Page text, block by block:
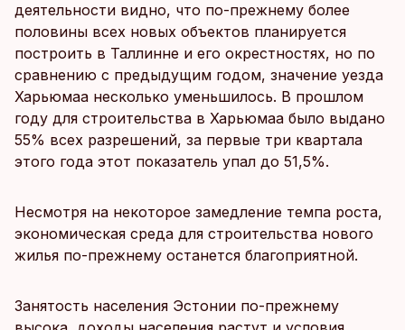
деятельности видно, что по-прежнему более
половины всех новых объектов планируется
построить в Таллинне и его окрестностях, но по
сравнению с предыдущим годом, значение уезда
Харьюмаа несколько уменьшилось. В прошлом
году для строительства в Харьюмаа было выдано
55% всех разрешений, за первые три квартала
этого года этот показатель упал до 51,5%.
Несмотря на некоторое замедление темпа роста,
экономическая среда для строительства нового
жилья по-прежнему останется благоприятной.
Занятость населения Эстонии по-прежнему